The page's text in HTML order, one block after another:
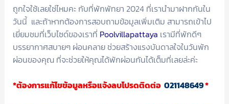
ถูกใจใช้เลยใช่ไหมคะ กับที่พักพัทยา 2024 ที่เรานำมาฝากกันใน
วันนี้ และถ้าหากต้องการสอบถามข้อมูลเพิ่มเติม สามารถเข้าไป
เยี่ยมชมที่เว็บไซด์ของเราที่ Poolvillapattaya เรามีที่พักดีๆ
บรรยากาศสบายๆ ผ่อนคลาย ช่วยสร้างแรงบันดาลใจในวันพัก
ผ่อนของคุณ ที่จะช่วยให้คุณได้พักผ่อนกันได้เต็มที่เลยล่ะค่ะ
*ต้องการแก้ไขข้อมูลหรือแจ้งลบโปรดติดต่อ 021148649*